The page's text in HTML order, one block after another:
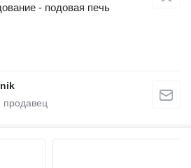
- подовая печь